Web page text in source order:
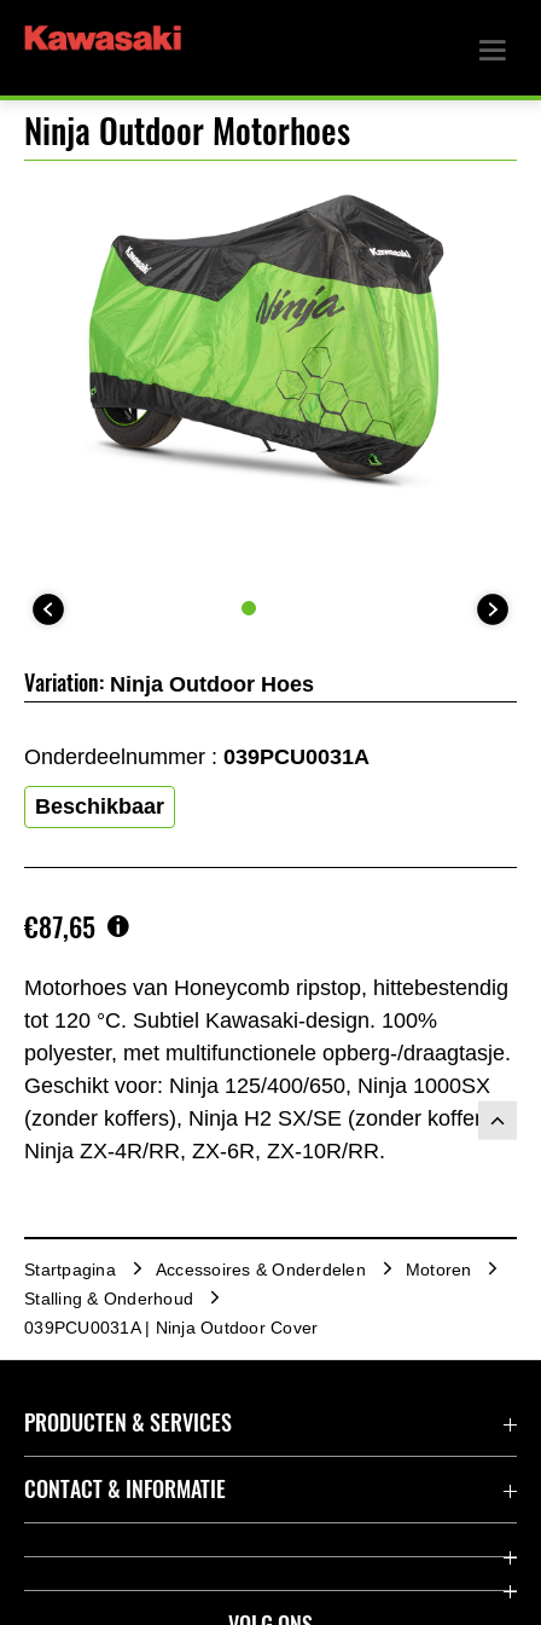
Ninja Outdoor Motorhoes
Motorhoes van Honeycomb ripstop, hittebestendig
tot 120 °C. Subtiel Kawasaki-design. 100%
polyester, met multifunctionele opberg-/draagtasje.
Geschikt voor: Ninja 125/400/650, Ninja 1000SX
(zonder koffers), Ninja H2 SX/SE (zonder koffers),
Ninja ZX-4R/RR, ZX-6R, ZX-10R/RR.
€87,65
Variation: Ninja Outdoor Hoes
Onderdeelnummer : 039PCU0031A
Beschikbaar
Startpagina Accessoires & Onderdelen
Motoren
Stalling & Onderhoud
039PCU0031A | Ninja Outdoor Cover
PRODUCTEN & SERVICES
Accessoires & Onderdelen
Dealers
CONTACT & INFORMATIE
Contact